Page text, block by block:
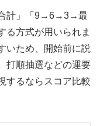
合計」「9→6→3→最
る方式が用いられま
いため、開始前に説
打順抽選などの運要
するならスコア比較